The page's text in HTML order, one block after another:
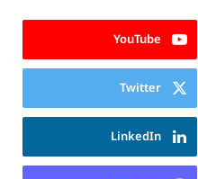
YouTube
Twitter
LinkedIn